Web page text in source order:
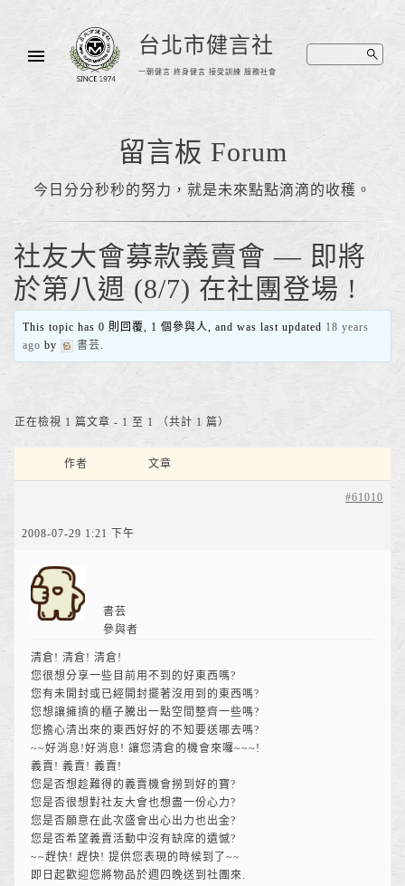
台北市健言社
一朝健言 終身健言 接受訓練 服務社會
留言板 Forum
今日分分秒秒的努力，就是未來點點滴滴的收穫。
社友大會募款義賣會 — 即將
於第八週 (8/7) 在社團登場 !
This topic has 0 則回覆, 1 個參與人, and was last updated 18 years
ago by 書芸.
正在檢視 1 篇文章 - 1 至 1 （共計 1 篇）
作者 文章
2008-07-29 1:21 下午
#61010
書芸
參與者
清倉! 清倉! 清倉!
您很想分享一些目前用不到的好東西嗎?
您有未開封或已經開封擺著沒用到的東西嗎?
您想讓擁擠的櫃子騰出一點空間整齊一些嗎?
您擔心清出來的東西好好的不知要送哪去嗎?
~~好消息!好消息! 讓您清倉的機會來囉~~~!
義賣! 義賣! 義賣!
您是否想趁難得的義賣機會撈到好的寶?
您是否很想對社友大會也想盡一份心力?
您是否願意在此次盛會出心出力也出金?
您是否希望義賣活動中沒有缺席的遺憾?
~~趕快! 趕快! 提供您表現的時候到了~~
即日起歡迎您將物品於週四晚送到社團來.